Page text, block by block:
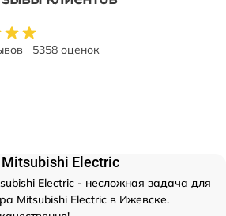
5358 оценок
Electric
Electric - несложная задача для
Mitsubishi Electric в Ижевске.